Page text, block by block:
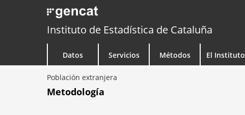
Instituto de Estadística de Cataluña
Datos Servicios Métodos El Instituto
Población extranjera
Metodología